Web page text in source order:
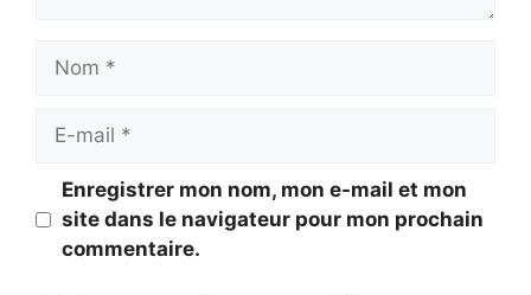
Nom
Enregistrer mon nom, mon e-mail et mon
site dans le navigateur pour mon prochain
commentaire.